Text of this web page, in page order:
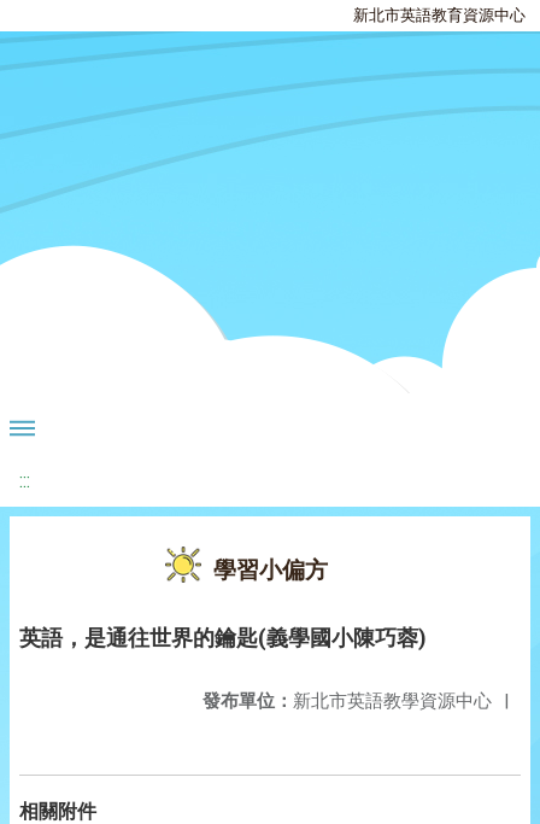
新北市英語教育資源中心
:::
學習小偏方
英語，是通往世界的鑰匙(義學國小陳巧蓉)
發布單位： 新北市英語教學資源中心 |
相關附件